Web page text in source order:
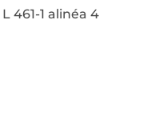
461-1 alinéa 4